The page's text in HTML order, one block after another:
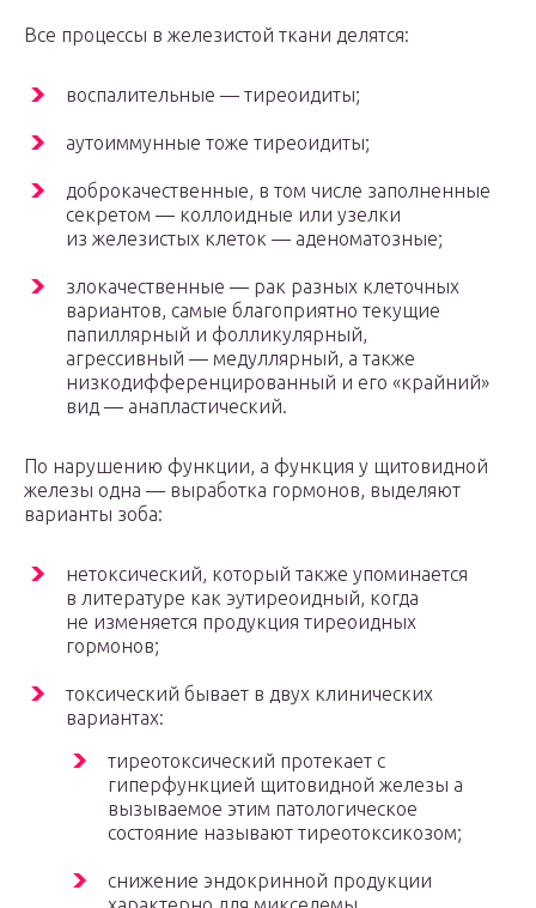
Все процессы в железистой ткани делятся:
воспалительные — тиреоидиты;
аутоиммунные тоже тиреоидиты;
доброкачественные, в том числе заполненные
секретом — коллоидные или узелки
из железистых клеток — аденоматозные;
злокачественные — рак разных клеточных
вариантов, самые благоприятно текущие
папиллярный и фолликулярный,
агрессивный — медуллярный, а также
низкодифференцированный и его «крайний»
вид — анапластический.
По нарушению функции, а функция у щитовидной
железы одна — выработка гормонов, выделяют
варианты зоба:
нетоксический, который также упоминается
в литературе как эутиреоидный, когда
не изменяется продукция тиреоидных
гормонов;
токсический бывает в двух клинических
вариантах:
тиреотоксический протекает с
гиперфункцией щитовидной железы а
вызываемое этим патологическое
состояние называют тиреотоксикозом;
снижение эндокринной продукции